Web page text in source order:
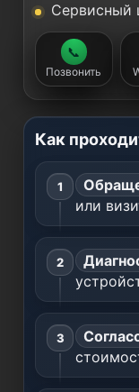
Сервисный
📞
Позвонить
Как
или